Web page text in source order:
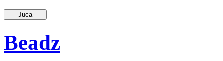
Juca
Beadz